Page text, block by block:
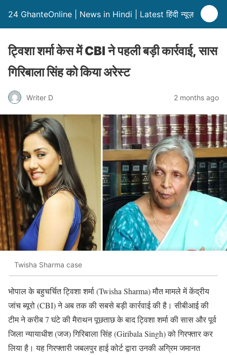
24 GhanteOnline | News in Hindi | Latest हिंदी न्यूज़
ट्विशा शर्मा केस में CBI ने पहली बड़ी कार्रवाई, सास
गिरिबाला सिंह को किया अरेस्ट
Writer D 2 months ago
Twisha Sharma case
भोपाल के बहुचर्चित ट्विशा शर्मा (Twisha Sharma) मौत मामले में केंद्रीय
जांच ब्यूरो (CBI) ने अब तक की सबसे बड़ी कार्रवाई की है। सीबीआई की
टीम ने करीब 7 घंटे की मैराथन पूछताछ के बाद ट्विशा शर्मा की सास और पूर्व
जिला न्यायाधीश (जज) गिरिबाला सिंह (Giribala Singh) को गिरफ्तार कर
लिया है। यह गिरफ्तारी जबलपुर हाई कोर्ट द्वारा उनकी अग्रिम जमानत